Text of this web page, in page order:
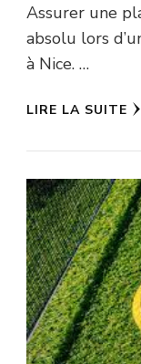
Assurer une
absolu lors
à Nice. …
LIRE LA SUITE